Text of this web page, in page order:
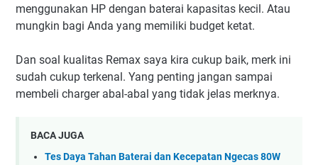
menggunakan HP dengan baterai kapasitas kecil. Atau
mungkin bagi Anda yang memiliki budget ketat.
Dan soal kualitas Remax saya kira cukup baik, merk ini
sudah cukup terkenal. Yang penting jangan sampai
membeli charger abal-abal yang tidak jelas merknya.
BACA JUGA
Tes Daya Tahan Baterai dan Kecepatan Ngecas 80W